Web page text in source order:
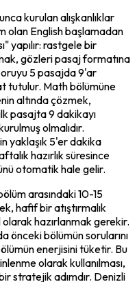
kurulan alışkanlıklar
olan English başlamadan
yapılır: rastgele bir
gözleri pasaj formatına
5 pasajda 9'ar
tutulur. Math bölümüne
altında çözmek,
pasajta 9 dakikayı
olmalıdır.
yaklaşık 5'er dakika
hazırlık süresince
otomatik hale gelir.
arasındaki 10-15
hafif bir atıştırmalık
hazırlanmak gerekir.
bölümün sorularını
enerjisini tüketir. Bu
olarak kullanılması,
stratejik adımdır. Denizli